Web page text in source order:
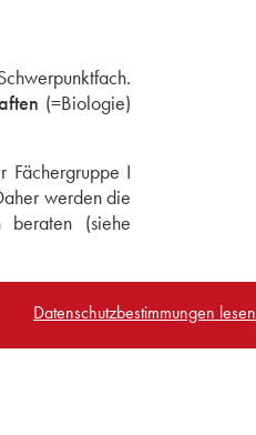
(=Biologie)
Fächergruppe I
werden die
(siehe
Datenschutzbestimmungen lesen